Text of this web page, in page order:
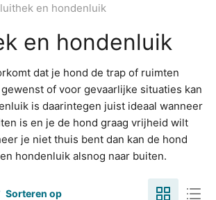
en hondenluik
en hondenluik
dat je hond de trap of ruimten
of voor gevaarlijke situaties kan
is daarintegen juist ideaal wanneer
is en je de hond graag vrijheid wilt
je niet thuis bent dan kan de hond
hondenluik alsnog naar buiten.
Sorteren op